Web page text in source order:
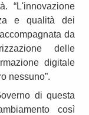
“L'innovazione
e qualità dei
da
delle
digitale
nessuno”.
di questa
così